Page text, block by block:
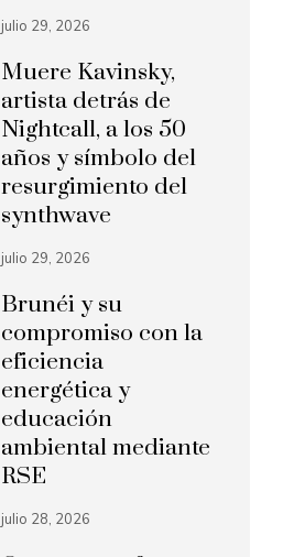
julio 29, 2026
Muere Kavinsky,
artista detrás de
Nightcall, a los 50
años y símbolo del
resurgimiento del
synthwave
julio 29, 2026
Brunéi y su
compromiso con la
eficiencia
energética y
educación
ambiental mediante
RSE
julio 28, 2026